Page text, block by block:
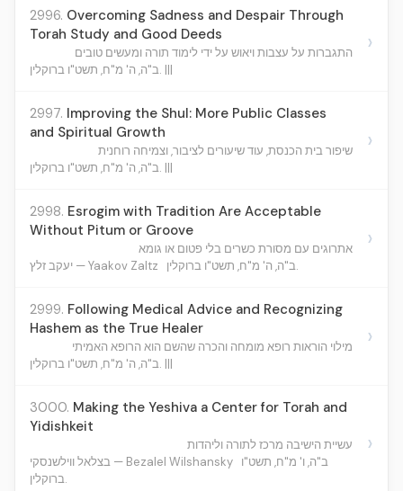
2996. Overcoming Sadness and Despair Through
Torah Study and Good Deeds
התגברות על עצבות ויאוש על ידי לימוד תורה ומעשים טובים
ב"ה, ה' מ"ח, תשט"ו ברוקלין. |||
›
2997. Improving the Shul: More Public Classes
and Spiritual Growth
שיפור בית הכנסת, עוד שיעורים לציבור, וצמיחה רוחנית
ב"ה, ה' מ"ח, תשט"ו ברוקלין. |||
›
2998. Esrogim with Tradition Are Acceptable
Without Pitum or Groove
אתרוגים עם מסורת כשרים בלי פטום או גומא
יעקב זלץ — Yaakov Zaltz
ב"ה, ה' מ"ח, תשט"ו ברוקלין.
›
2999. Following Medical Advice and Recognizing
Hashem as the True Healer
מילוי הוראות רופא מומחה והכרה שהשם הוא הרופא האמיתי
ב"ה, ה' מ"ח, תשט"ו ברוקלין. |||
›
3000. Making the Yeshiva a Center for Torah and
Yidishkeit
עשיית הישיבה מרכז לתורה וליהדות
בצלאל ווילשנסקי — Bezalel Wilshansky ב"ה, ו' מ"ח, תשט"ו
ברוקלין.
›